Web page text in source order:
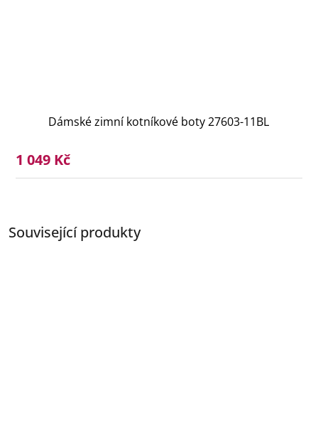
Související produkty
Dámské zimní kotníkové boty 27603-11BL
1 049 Kč